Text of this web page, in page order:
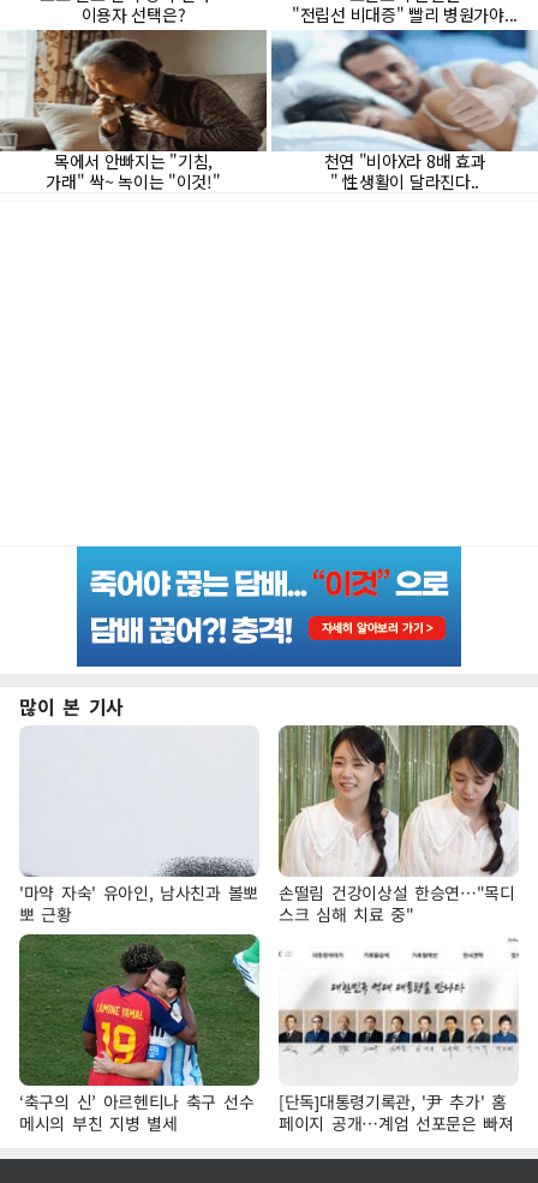
많이 본 기사
'마약 자숙' 유아인, 남사친과 볼뽀
뽀 근황
손떨림 건강이상설 한승연…"목디
스크 심해 치료 중"
‘축구의 신’ 아르헨티나 축구 선수
메시의 부친 지병 별세
[단독]대통령기록관, '尹 추가' 홈
페이지 공개…계엄 선포문은 빠져